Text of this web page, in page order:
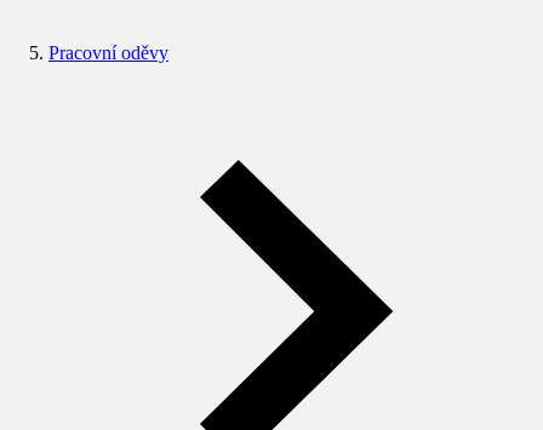
Pracovní oděvy